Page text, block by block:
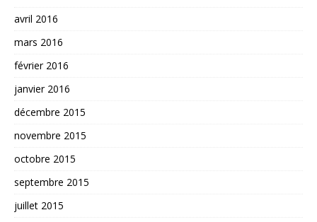
avril 2016
mars 2016
février 2016
janvier 2016
décembre 2015
novembre 2015
octobre 2015
septembre 2015
juillet 2015